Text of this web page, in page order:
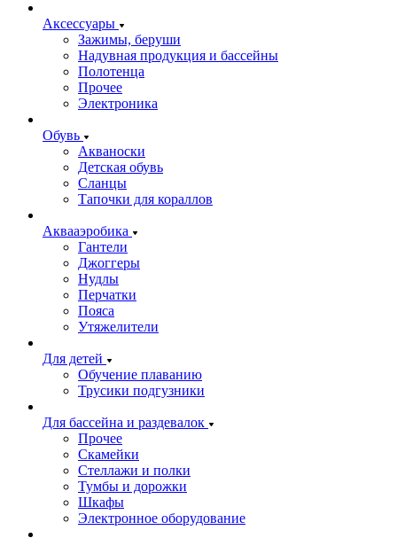
Аксессуары
Зажимы, беруши
Надувная продукция и бассейны
Полотенца
Прочее
Электроника
Обувь
Акваноски
Детская обувь
Сланцы
Тапочки для кораллов
Аквааэробика
Гантели
Джоггеры
Нудлы
Перчатки
Пояса
Утяжелители
Для детей
Обучение плаванию
Трусики подгузники
Для бассейна и раздевалок
Прочее
Скамейки
Стеллажи и полки
Тумбы и дорожки
Шкафы
Электронное оборудование